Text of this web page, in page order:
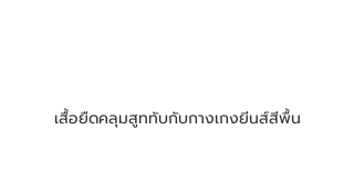
เสื้อยืดคลุมสูททับกับกางเกงยีนส์สีพื้น